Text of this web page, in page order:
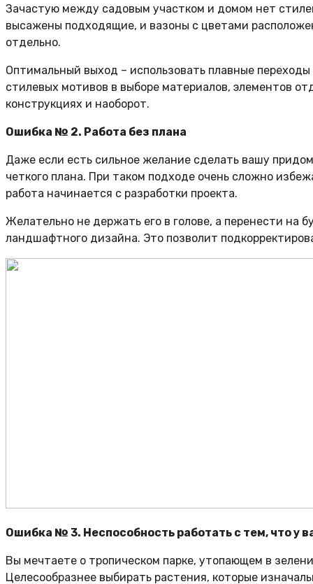
Зачастую между садовым участком и домом нет
высажены подходящие, и вазоны с цветами
отдельно.
Оптимальный выход – использовать плавные
стилевых мотивов в выборе материалов, элементов
конструкциях и наоборот.
Ошибка № 2. Работа без плана
Даже если есть сильное желание сделать вашу
четкого плана. При таком подходе очень сложно
работа начинается с разработки проекта.
Желательно не держать его в голове, а перенести на
ландшафтного дизайна. Это позволит
Ошибка № 3. Неспособность работать с тем, что у
Вы мечтаете о тропическом парке, утопающем в
Целесообразнее выбирать растения, которые